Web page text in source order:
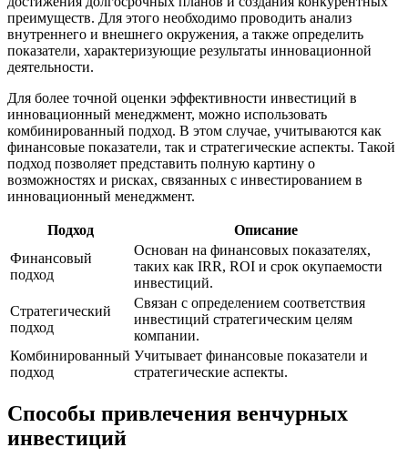
преимуществ. Для этого необходимо проводить анализ
внутреннего и внешнего окружения, а также определить
показатели, характеризующие результаты инновационной
деятельности.
Для более точной оценки эффективности инвестиций в
инновационный менеджмент, можно использовать
комбинированный подход. В этом случае, учитываются как
финансовые показатели, так и стратегические аспекты. Такой
подход позволяет представить полную картину о
возможностях и рисках, связанных с инвестированием в
инновационный менеджмент.
Подход
Описание
Финансовый
подход
Основан на финансовых показателях,
таких как IRR, ROI и срок окупаемости
инвестиций.
Стратегический
подход
Связан с определением соответствия
инвестиций стратегическим целям
компании.
Комбинированный
подход
Учитывает финансовые показатели и
стратегические аспекты.
Способы привлечения венчурных
инвестиций